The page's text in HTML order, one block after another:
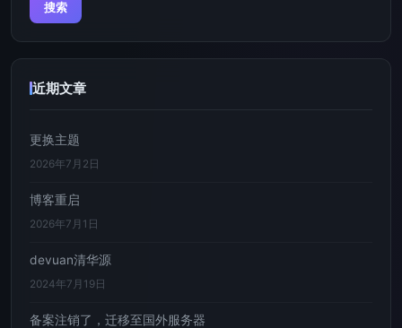
近期文章
更换主题
2026年7月2日
博客重启
2026年7月1日
devuan清华源
2024年7月19日
备案注销了，迁移至国外服务器